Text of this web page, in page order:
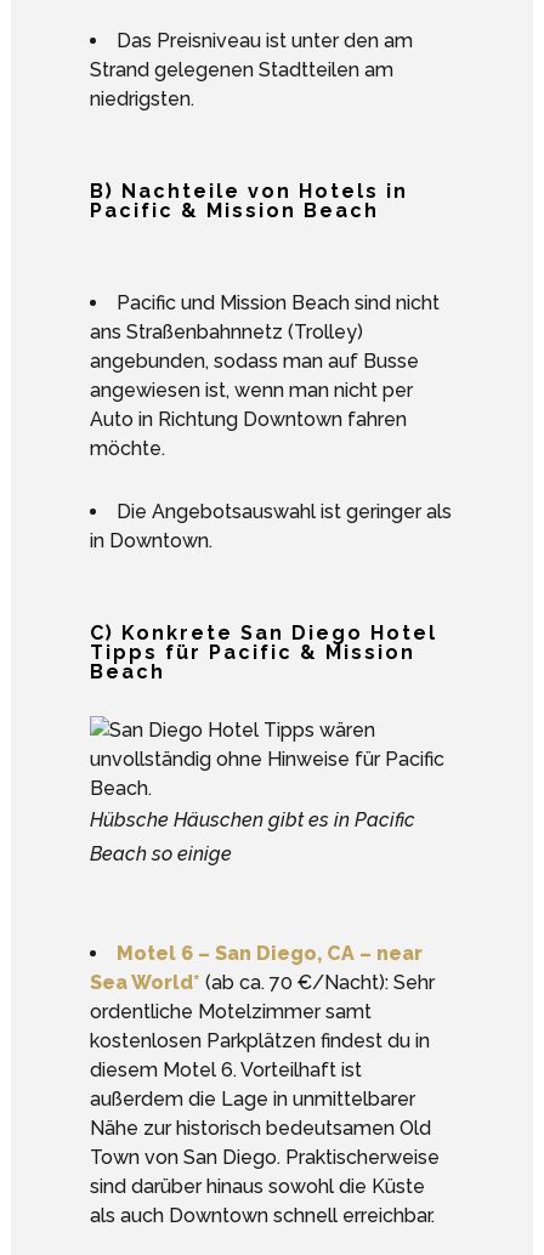
Das Preisniveau ist unter den am
Strand gelegenen Stadtteilen am
niedrigsten.
B) Nachteile von Hotels in
Pacific & Mission Beach
Pacific und Mission Beach sind nicht
ans Straßenbahnnetz (Trolley)
angebunden, sodass man auf Busse
angewiesen ist, wenn man nicht per
Auto in Richtung Downtown fahren
möchte.
Die Angebotsauswahl ist geringer als
in Downtown.
C) Konkrete San Diego Hotel
Tipps für Pacific & Mission
Beach
Hübsche Häuschen gibt es in Pacific
Beach so einige
Motel 6 – San Diego, CA – near
Sea World* (ab ca. 70 €/Nacht): Sehr
ordentliche Motelzimmer samt
kostenlosen Parkplätzen findest du in
diesem Motel 6. Vorteilhaft ist
außerdem die Lage in unmittelbarer
Nähe zur historisch bedeutsamen Old
Town von San Diego. Praktischerweise
sind darüber hinaus sowohl die Küste
als auch Downtown schnell erreichbar.